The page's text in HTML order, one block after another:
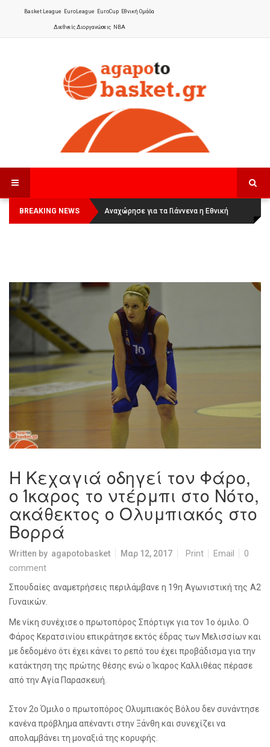
Basket League EuroLeague EuroCup Εθνική Ομάδα
Διεθνείς Διοργανώσεις NBA
BREAKING NEWS
Οι Πάνθηρες Καβάλας στην Women
Basketball League 1
Αναχώρησε για τα Γιάννενα η Εθνική
Γυναικών:
Η Κεχαγιά οδηγεί τον Φάρο,
ο Ίκαρος το ντέρμπι στο Νότο,
ακάθεκτος ο Ολυμπιακός στο
Βορρά
Written by agapotobasket Μαρ 12, 2017 Print Email
0
comment
Σπουδαίες αναμετρήσεις περιλάμβανε η 19η Αγωνιστική της Α2
Γυναικών.
Με νίκη συνέχισε ο πρωτοπόρος Σπόρτιγκ για τον 1ο όμιλο. Ο
Φάρος Κερατσινίου επικράτησε εκτός έδρας των Μελισσίων και
με δεδομένο ότι έχει κάνει το ρεπό του έχει προβάδισμα για την
κατάκτηση της πρώτης θέσης ενώ ο Ίκαρος Καλλιθέας πέρασε
από την Αγία Παρασκευή.
Στον 2ο Όμιλο ο πρωτοπόρος Ολυμπιακός Βόλου δεν συνάντησε
κανένα πρόβλημα απέναντι στην Ξάνθη και συνεχίζει να
απολαμβάνει τη μοναξιά της κορυφής.